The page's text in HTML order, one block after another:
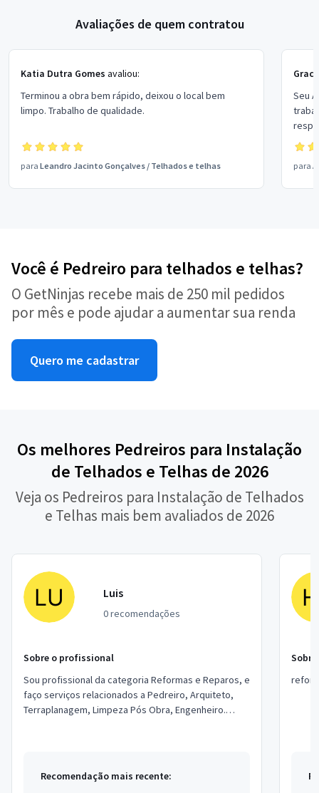
Avaliações de quem contratou
Katia Dutra Gomes avaliou:
Terminou a obra bem rápido, deixou o local bem
limpo. Trabalho de qualidade.
para Leandro Jacinto Gonçalves / Telhados e telhas
Seu
para
Você é Pedreiro para telhados e telhas?
O GetNinjas recebe mais de 250 mil pedidos
por mês e pode ajudar a aumentar sua renda
Quero me cadastrar
Os melhores Pedreiros para Instalação
de Telhados e Telhas de 2026
Veja os Pedreiros para Instalação de Telhados
e Telhas mais bem avaliados de 2026
Luis
0 recomendações
Sobre o profissional
Sou profissional da categoria Reformas e Reparos, e
faço serviços relacionados a Pedreiro, Arquiteto,
Terraplanagem, Limpeza Pós Obra, Engenheiro.
Recomendação mais recente: